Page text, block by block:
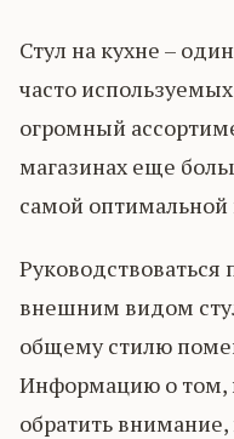
Стул на кухне –
часто
огромный
магазинах еще
самой оптимальной
Руководствоваться
внешним видом
общему стилю
Информацию о том,
обратить